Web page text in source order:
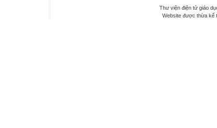
Thư viện điện tử giáo
Website được thừa kế